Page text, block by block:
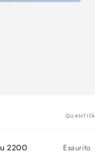
QUANTITÀ
2200 Quantità
Esaurito